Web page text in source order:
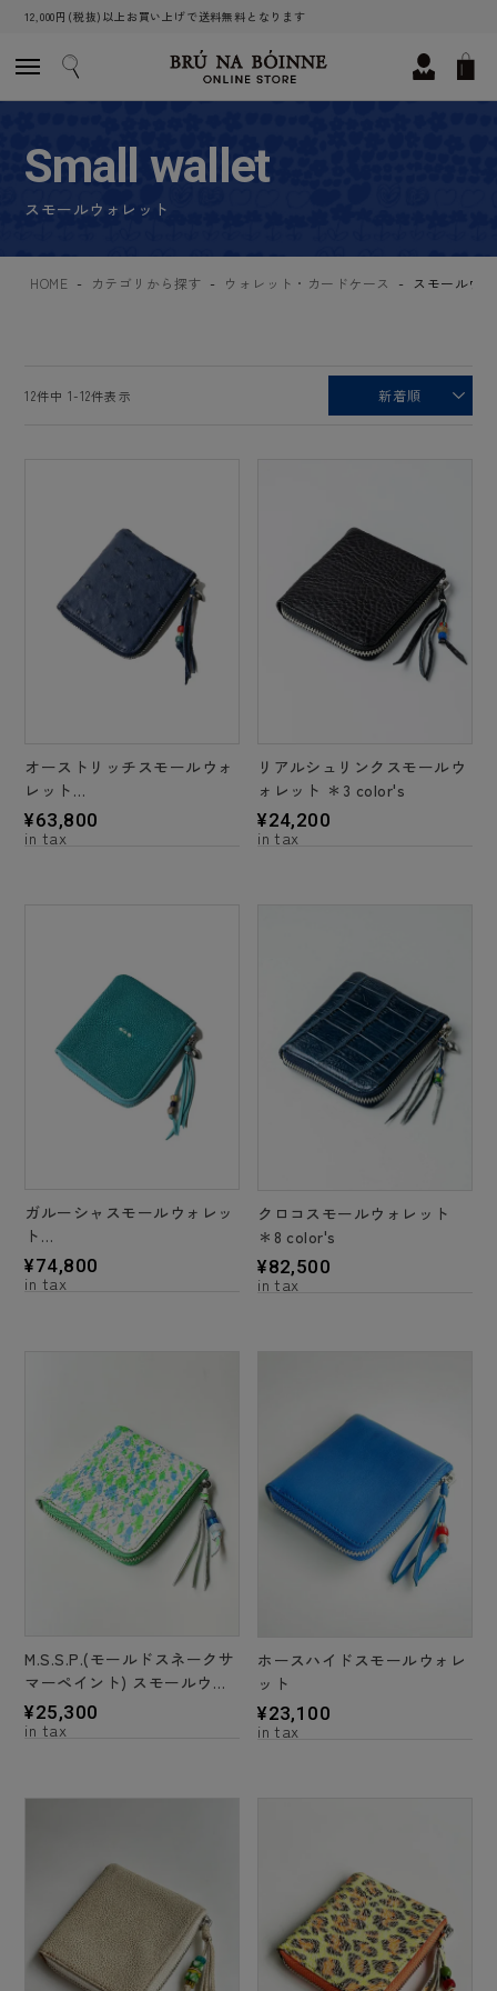
12,000円(税抜)以上お買い上げで送料無料となります
Small wallet
スモールウォレット
HOME カテゴリから探す ウォレット・カードケース スモールウ
新着順
12件中 1-12件表示
オーストリッチスモールウォ
レット
＊2 color's
¥63,800
リアルシュリンクスモールウ
ォレット ＊3 color's
¥24,200
ガルーシャスモールウォレッ
ト
＊6 color's
¥74,800
クロコスモールウォレット
＊8 color's
¥82,500
M.S.S.P.(モールドスネークサ
マーペイント) スモールウォ
レット
¥25,300
ホースハイドスモールウォレ
ット
¥23,100